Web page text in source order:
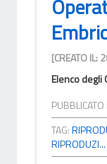
[CREATO
Elenco degli
PUBBLICATO
TAG:
RIPRODUZI...